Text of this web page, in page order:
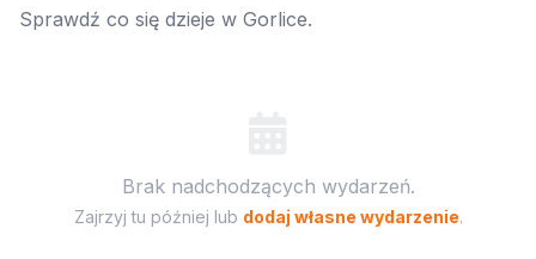
Sprawdź co się dzieje w Gorlice.
Brak nadchodzących wydarzeń.
Zajrzyj tu później lub dodaj własne wydarzenie.